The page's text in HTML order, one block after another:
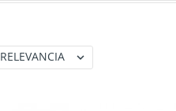
RELEVANCIA 